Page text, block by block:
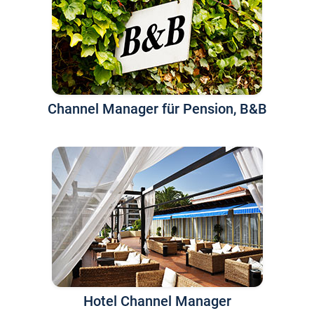
Channel Manager für Pension, B&B
Hotel Channel Manager